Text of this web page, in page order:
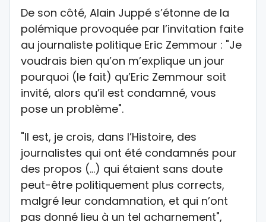
De son côté, Alain Juppé s’étonne de la
polémique provoquée par l’invitation faite
au journaliste politique Eric Zemmour : "Je
voudrais bien qu’on m’explique un jour
pourquoi (le fait) qu’Eric Zemmour soit
invité, alors qu’il est condamné, vous
pose un problème".
"Il est, je crois, dans l’Histoire, des
journalistes qui ont été condamnés pour
des propos (…) qui étaient sans doute
peut-être politiquement plus corrects,
malgré leur condamnation, et qui n’ont
pas donné lieu à un tel acharnement",